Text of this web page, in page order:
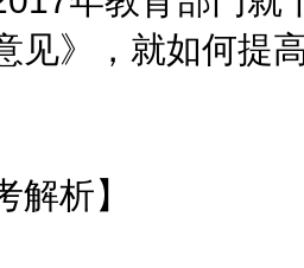
见》，就如何提
析】